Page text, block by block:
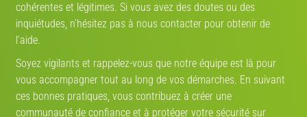
Modèle V-IA
État
cohérentes et légitimes. Si vous avez des doutes ou des
inquiétudes, n’hésitez pas à nous contacter pour obtenir de
l’aide.
Soyez vigilants et rappelez-vous que notre équipe est là pour
vous accompagner tout au long de vos démarches. En suivant
ces bonnes pratiques, vous contribuez à créer une
communauté de confiance et à protéger votre sécurité sur